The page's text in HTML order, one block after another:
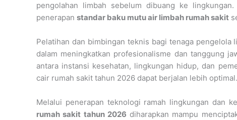
pengolahan limbah sebelum dibuang ke
penerapan standar baku mutu air limbah rumah sakit
Pelatihan dan bimbingan teknis bagi tenaga
dalam meningkatkan profesionalisme dan tanggung
antara instansi kesehatan, lingkungan hidup, dan
cair rumah sakit tahun 2026 dapat berjalan lebih optimal.
Melalui penerapan teknologi ramah lingkungan dan
rumah sakit tahun 2026 diharapkan mampu